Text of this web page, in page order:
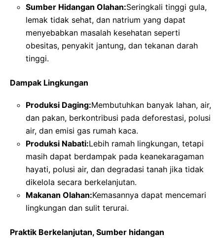
Sumber Hidangan Olahan:Seringkali tinggi gula,
lemak tidak sehat, dan natrium yang dapat
menyebabkan masalah kesehatan seperti
obesitas, penyakit jantung, dan tekanan darah
tinggi.
Dampak Lingkungan
Produksi Daging:Membutuhkan banyak lahan, air,
dan pakan, berkontribusi pada deforestasi, polusi
air, dan emisi gas rumah kaca.
Produksi Nabati:Lebih ramah lingkungan, tetapi
masih dapat berdampak pada keanekaragaman
hayati, polusi air, dan degradasi tanah jika tidak
dikelola secara berkelanjutan.
Makanan Olahan:Kemasannya dapat mencemari
lingkungan dan sulit terurai.
Praktik Berkelanjutan, Sumber hidangan